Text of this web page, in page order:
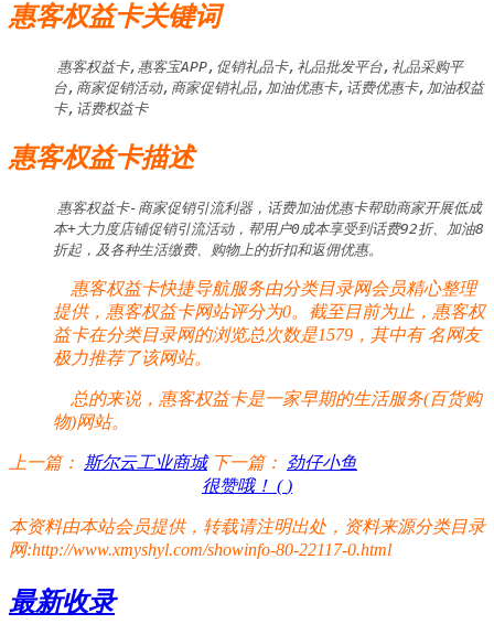
惠客权益卡关键词
惠客权益卡,惠客宝APP,促销礼品卡,礼品批发平台,礼品采购平
台,商家促销活动,商家促销礼品,加油优惠卡,话费优惠卡,加油权益
卡,话费权益卡
惠客权益卡描述
惠客权益卡-商家促销引流利器，话费加油优惠卡帮助商家开展低成
本+大力度店铺促销引流活动，帮用户0成本享受到话费92折、加油8
折起，及各种生活缴费、购物上的折扣和返佣优惠。
惠客权益卡快捷导航服务由分类目录网会员精心整理
提供，惠客权益卡网站评分为0。截至目前为止，惠客权
益卡在分类目录网的浏览总次数是1579，其中有名网友
极力推荐了该网站。
总的来说，惠客权益卡是一家早期的生活服务(百货购
物)网站。
上一篇： 斯尔云工业商城 下一篇： 劲仔小鱼
很赞哦！ ( )
本资料由本站会员提供，转载请注明出处，资料来源分类目录
网:http://www.xmyshyl.com/showinfo-80-22117-0.html
最新收录